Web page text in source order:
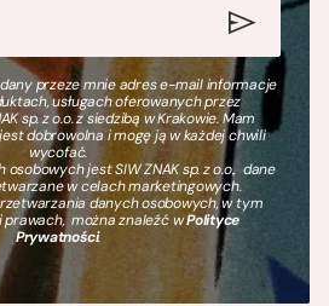
przeze mnie adres e-mail informacje
usługach oferowanych przez
sp. z o.o. z siedzibą w Krakowie. Mam
dobrowolna i mogę ją w każdej chwili
wycofać.
jest SIW ZNAK sp. z o.o., dane
w celach marketingowych.
danych osobowych, w tym
prawach, można znaleźć wPolityce
Prywatności.